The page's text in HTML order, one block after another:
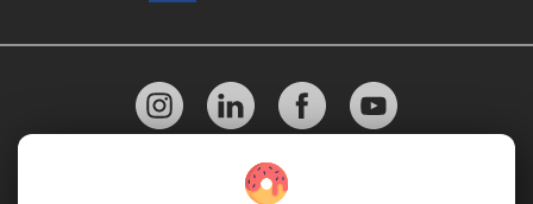
10 regels voor succesvol verhuizen